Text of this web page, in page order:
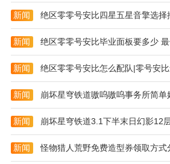
新闻 绝区零零号安比四星五星音擎选择
新闻 绝区零零号安比毕业面板要多少
新闻 绝区零零号安比怎么配队|零号安
新闻 崩坏星穹铁道嗷呜嗷呜事务所简单
新闻 崩坏星穹铁道3.1下半末日幻影12
新闻 怪物猎人荒野免费造型券领取方式